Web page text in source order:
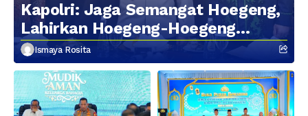
Kapolri: Jaga Semangat Hoegeng,
Lahirkan Hoegeng-Hoegeng
Berikutnya
Ismaya Rosita